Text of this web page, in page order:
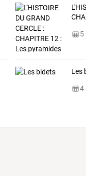
5
Les
4